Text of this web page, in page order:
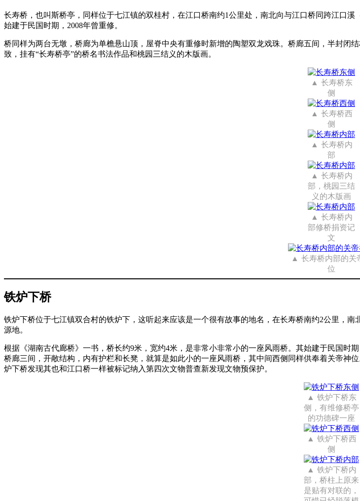
长寿桥，也叫斯桥亭，同样位于七江镇的双桂村，在江口桥南约1公里处，南北向与江口桥同跨江口
始建于民国时期，2008年曾重修。
桥同样为两台无墩，桥廊为单檐悬山顶，屋脊中央有重修时新增的陶塑双龙戏珠。桥廊五间，半封闭
致，挂有“长寿桥亭”的桥名书法作品和桃园三结义的木版画。
长寿桥东
侧
长寿桥西
侧
长寿桥内
部
长寿桥内
部，桃园三结
义的木版画
长寿桥内
部修桥捐资记
文
长寿桥内部的关
位
铁炉下桥
铁炉下桥位于七江镇双合村的铁炉下，这听起来应该是一个很有故事的地名，在长寿桥南约2公里，
源地。
根据《湖南古代廊桥》一书，桥长约9米，宽约4米，是非常小非常小的一座风雨桥。其始建于民国时
桥廊三间，开敞结构，内有护栏和长凳，就算是如此小的一座风雨桥，其中间西侧同样供奉着关帝神
炉下桥发现其也和江口桥一样被标记纳入第四次文物普查新发现文物预保护。
铁炉下桥东
侧，有维修桥亭
的功德碑一座
铁炉下桥西
侧
铁炉下桥内
部，桥柱上原来
是贴有对联的，